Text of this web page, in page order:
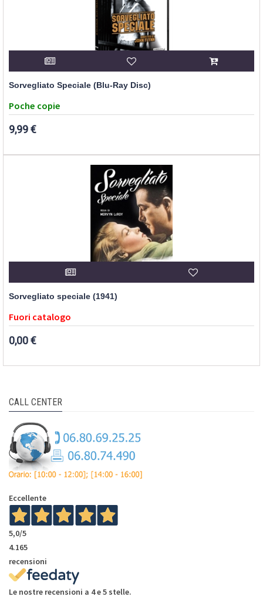
Sorvegliato Speciale (Blu-Ray Disc)
Poche copie
9,99 €
Sorvegliato speciale (1941)
Fuori catalogo
0,00 €
CALL CENTER
Eccellente
5,0/5
4.165
recensioni
Le nostre recensioni a 4 e 5 stelle.